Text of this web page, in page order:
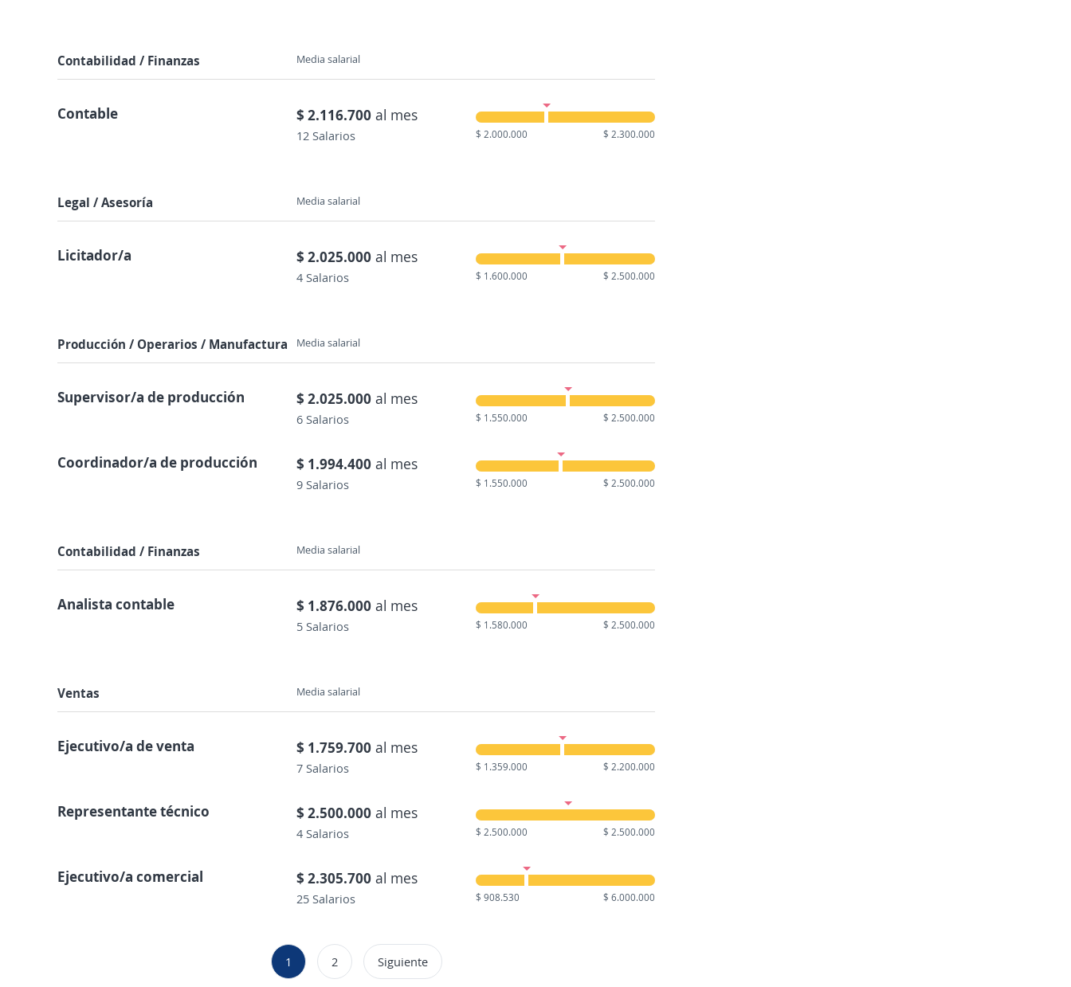
Contabilidad / Finanzas Media salarial
Contable $ 2.116.700 al mes
12 Salarios $ 2.000.000 $ 2.300.000
Legal / Asesoría Media salarial
Licitador/a $ 2.025.000 al mes
4 Salarios $ 1.600.000 $ 2.500.000
Producción / Operarios / Manufactura Media salarial
Supervisor/a de producción $ 2.025.000 al mes
6 Salarios $ 1.550.000 $ 2.500.000
Coordinador/a de producción $ 1.994.400 al mes
9 Salarios $ 1.550.000 $ 2.500.000
Contabilidad / Finanzas Media salarial
Analista contable $ 1.876.000 al mes
5 Salarios $ 1.580.000 $ 2.500.000
Ventas Media salarial
Ejecutivo/a de venta $ 1.759.700 al mes
7 Salarios $ 1.359.000 $ 2.200.000
Representante técnico $ 2.500.000 al mes
4 Salarios $ 2.500.000 $ 2.500.000
Ejecutivo/a comercial $ 2.305.700 al mes
25 Salarios $ 908.530 $ 6.000.000
1 2 Siguiente